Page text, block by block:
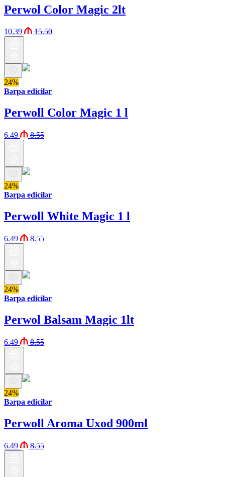
Perwol Color Magic 2lt
10.39 15.50
24%
Bərpa edicilər
Perwoll Color Magic 1 l
6.49 8.55
24%
Bərpa edicilər
Perwoll White Magic 1 l
6.49 8.55
24%
Bərpa edicilər
Perwol Balsam Magic 1lt
6.49 8.55
24%
Bərpa edicilər
Perwoll Aroma Uxod 900ml
6.49 8.55